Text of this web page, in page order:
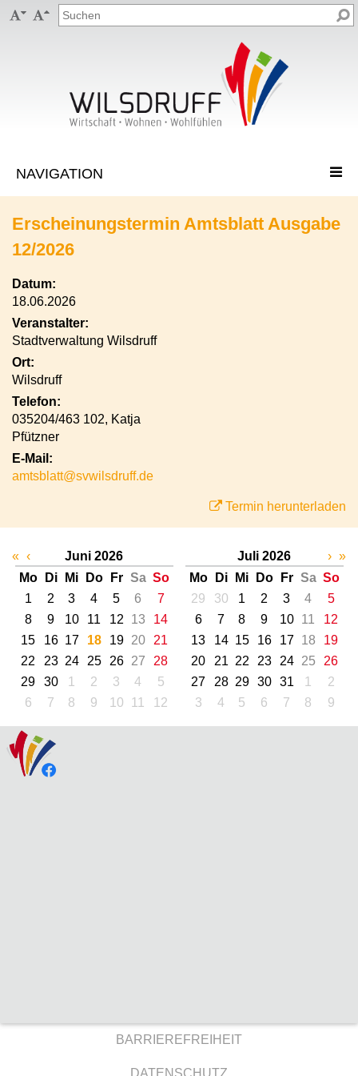
 
Erscheinungstermin Amtsblatt Ausgabe
12/2026
Datum:
18.06.2026
Veranstalter:
Stadtverwaltung Wilsdruff
Ort:
Wilsdruff
Telefon:
035204/463 102, Katja
Pfützner
E-Mail:
amtsblatt@svwilsdruff.de
Termin herunterladen
« ‹
Juni 2026
Mo
Di Mi Do Fr Sa So
1
2 3 4 5 6
7
8
9 10 11 12 13
14
15
16 17 18 19 20
21
22
23 24 25 26 27
28
29
30 1 2 3 4
5
6
7 8 9 10 11 12
Juli 2026
Mo
Di Mi Do Fr Sa So
29
30 1 2 3 4
5
6
7 8 9 10 11
12
13
14 15 16 17 18
19
20
21 22 23 24 25
26
27
28 29 30 31 1
2
3
4 5 6 7 8 9
› »
BARRIEREFREIHEIT
DATENSCHUTZ